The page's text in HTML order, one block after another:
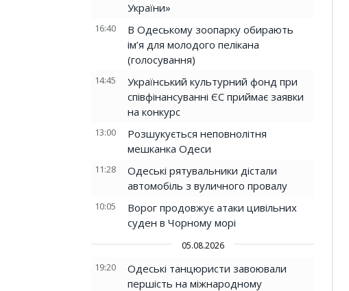
України»
16:40
В Одеському зоопарку обирають
ім’я для молодого пелікана
(голосування)
14:45
Український культурний фонд при
співфінансуванні ЄС приймає заявки
на конкурс
13:00
Розшукується неповнолітня
мешканка Одеси
11:28
Одеські рятувальники дістали
автомобіль з вуличного провалу
10:05
Ворог продовжує атаки цивільних
суден в Чорному морі
05.08.2026
19:20
Одеські танцюристи завоювали
першість на міжнародному